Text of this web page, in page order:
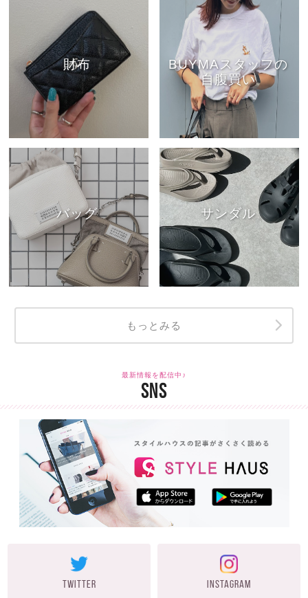
財布
BUYMAスタッフの
自腹買い
バッグ サンダル
もっとみる
最新情報を配信中♪
SNS
TWITTER INSTAGRAM